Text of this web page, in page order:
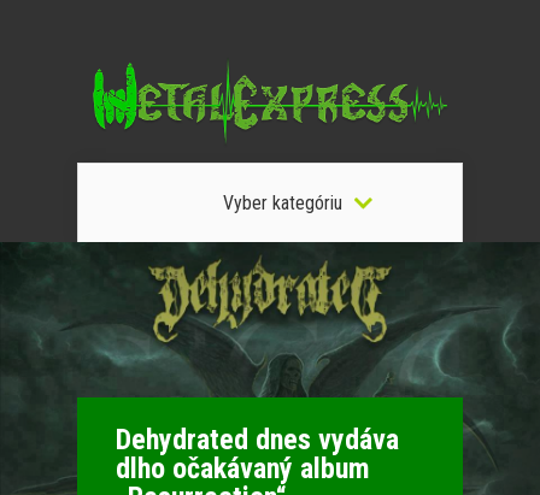
Vyber kategóriu
Dehydrated dnes vydáva
dlho očakávaný album